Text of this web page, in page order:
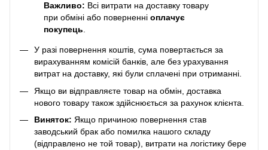
Важливо: Всі витрати на доставку товару
при обміні або поверненні оплачує
покупець.
У разі повернення коштів, сума повертається за
вирахуванням комісій банків, але без урахування
витрат на доставку, які були сплачені при отриманні.
Якщо ви відправляєте товар на обмін, доставка
нового товару також здійснюється за рахунок клієнта.
Виняток: Якщо причиною повернення став
заводський брак або помилка нашого складу
(відправлено не той товар), витрати на логістику бере